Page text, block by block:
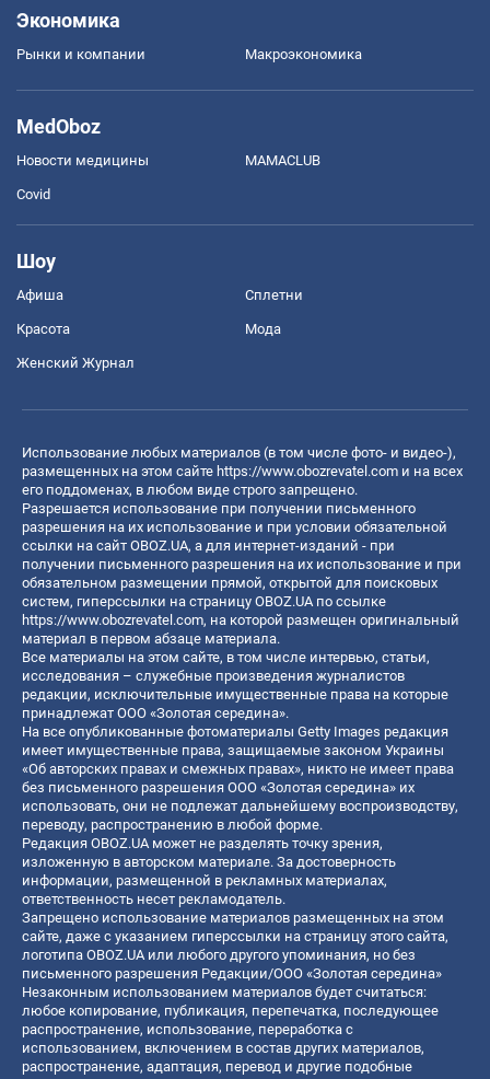
Экономика
Рынки и компании Mакроэкономика
MedOboz
Новости медицины MAMACLUB
Covid
Шоу
Афиша Сплетни
Красота Мода
Женский Журнал
Использование любых материалов (в том числе фото- и видео-),
размещенных на этом сайте https://www.obozrevatel.com и на всех
его поддоменах, в любом виде строго запрещено.
Разрешается использование при получении письменного
разрешения на их использование и при условии обязательной
ссылки на сайт OBOZ.UA, а для интернет-изданий - при
получении письменного разрешения на их использование и при
обязательном размещении прямой, открытой для поисковых
систем, гиперссылки на страницу OBOZ.UA по ссылке
https://www.obozrevatel.com, на которой размещен оригинальный
материал в первом абзаце материала.
Все материалы на этом сайте, в том числе интервью, статьи,
исследования – служебные произведения журналистов
редакции, исключительные имущественные права на которые
принадлежат ООО «Золотая середина».
На все опубликованные фотоматериалы Getty Images редакция
имеет имущественные права, защищаемые законом Украины
«Об авторских правах и смежных правах», никто не имеет права
без письменного разрешения ООО «Золотая середина» их
использовать, они не подлежат дальнейшему воспроизводству,
переводу, распространению в любой форме.
Редакция OBOZ.UA может не разделять точку зрения,
изложенную в авторском материале. За достоверность
информации, размещенной в рекламных материалах,
ответственность несет рекламодатель.
Запрещено использование материалов размещенных на этом
сайте, даже с указанием гиперссылки на страницу этого сайта,
логотипа OBOZ.UA или любого другого упоминания, но без
письменного разрешения Редакции/ООО «Золотая середина»
Незаконным использованием материалов будет считаться:
любое копирование, публикация, перепечатка, последующее
распространение, использование, переработка с
использованием, включением в состав других материалов,
распространение, адаптация, перевод и другие подобные